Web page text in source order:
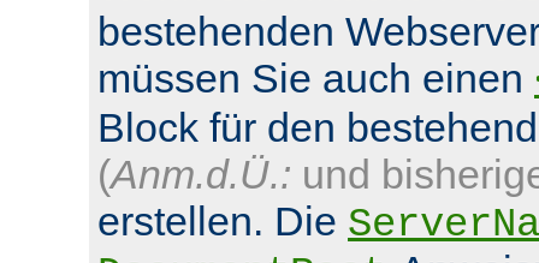
bestehenden
müssen Sie auch einen
Block für den
(Anm.d.Ü.: und
erstellen. Die